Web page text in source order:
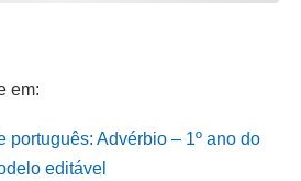
em:
português: Advérbio – 1º ano do
editável